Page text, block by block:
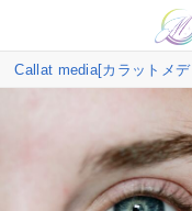
Callat media[カラットメデ